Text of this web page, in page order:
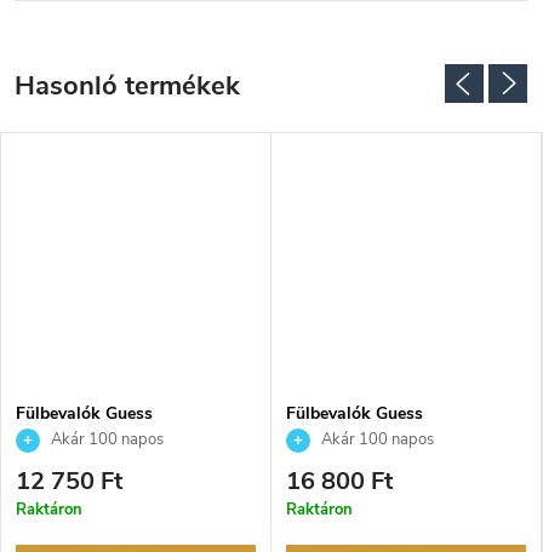
Fülbevalók Guess
JUBE02247JWYGT
Akár 100 napos
visszaküldési lehetőség. Hivatalos
márkakereskedő.
12 750 Ft
Raktáron
Fülbevalók Guess
JUBE04608JWRHT
Akár 100 napos
visszaküldési lehetőség. Hivatalos
márkakereskedő.
16 800 Ft
Raktáron